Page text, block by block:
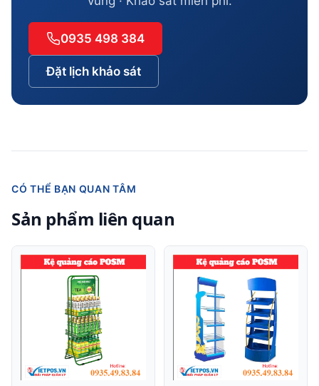
0935 498 384
Đặt lịch khảo sát
CÓ THỂ BẠN QUAN TÂM
Sản phẩm liên quan